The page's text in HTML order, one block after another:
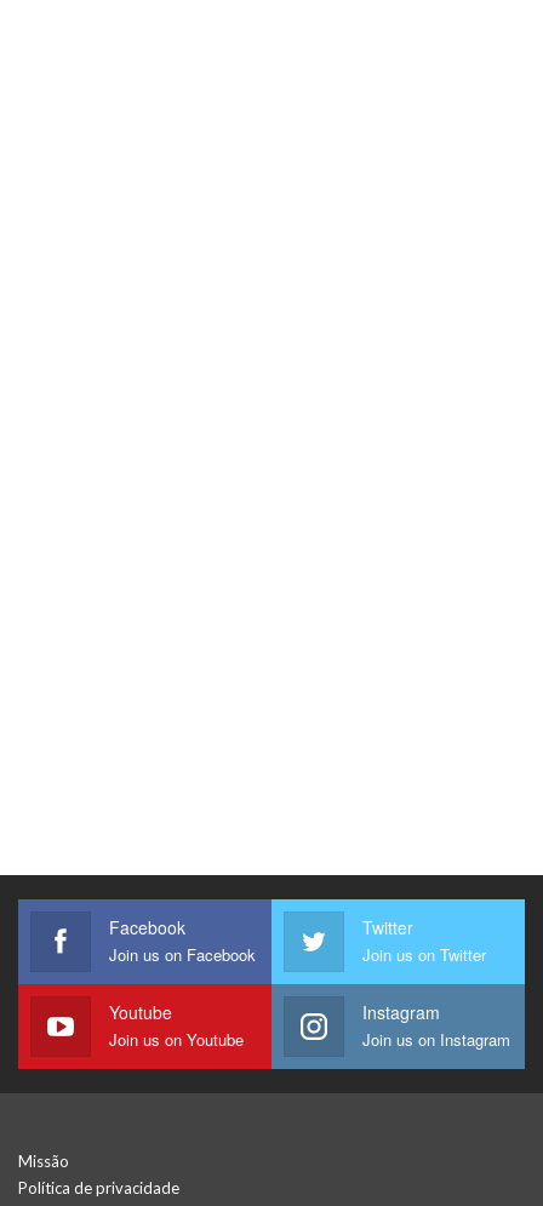
Facebook
Join us on Facebook
Twitter
Join us on Twitter
Youtube
Join us on Youtube
Instagram
Join us on Instagram
Missão
Política de privacidade